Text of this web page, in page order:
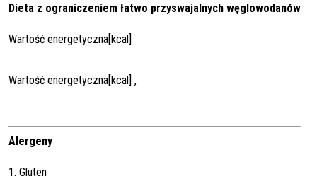
Dieta z ograniczeniem łatwo przyswajalnych węglowodanów
Wartość energetyczna[kcal]
Wartość energetyczna[kcal] ,
Alergeny
1. Gluten